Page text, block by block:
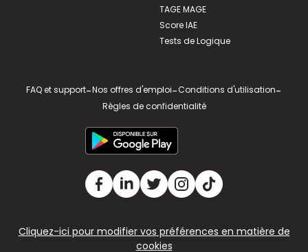
TAGE MAGE
Score IAE
Tests de Logique
FAQ et support-Nos offres d'emploi-Conditions d'utilisation-
Règles de confidentialité
Cliquez-ici pour modifier vos préférences en matière de
cookies